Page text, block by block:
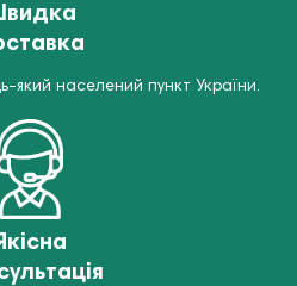
населений пункт України.